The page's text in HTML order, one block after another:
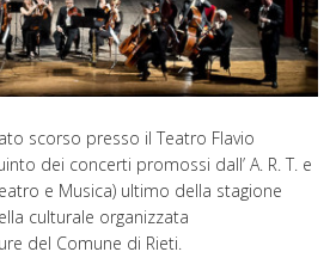
scorso presso il Teatro Flavio
dei concerti promossi dall’ A. R. T. e
e Musica) ultimo della stagione
culturale organizzata
del Comune di Rieti.